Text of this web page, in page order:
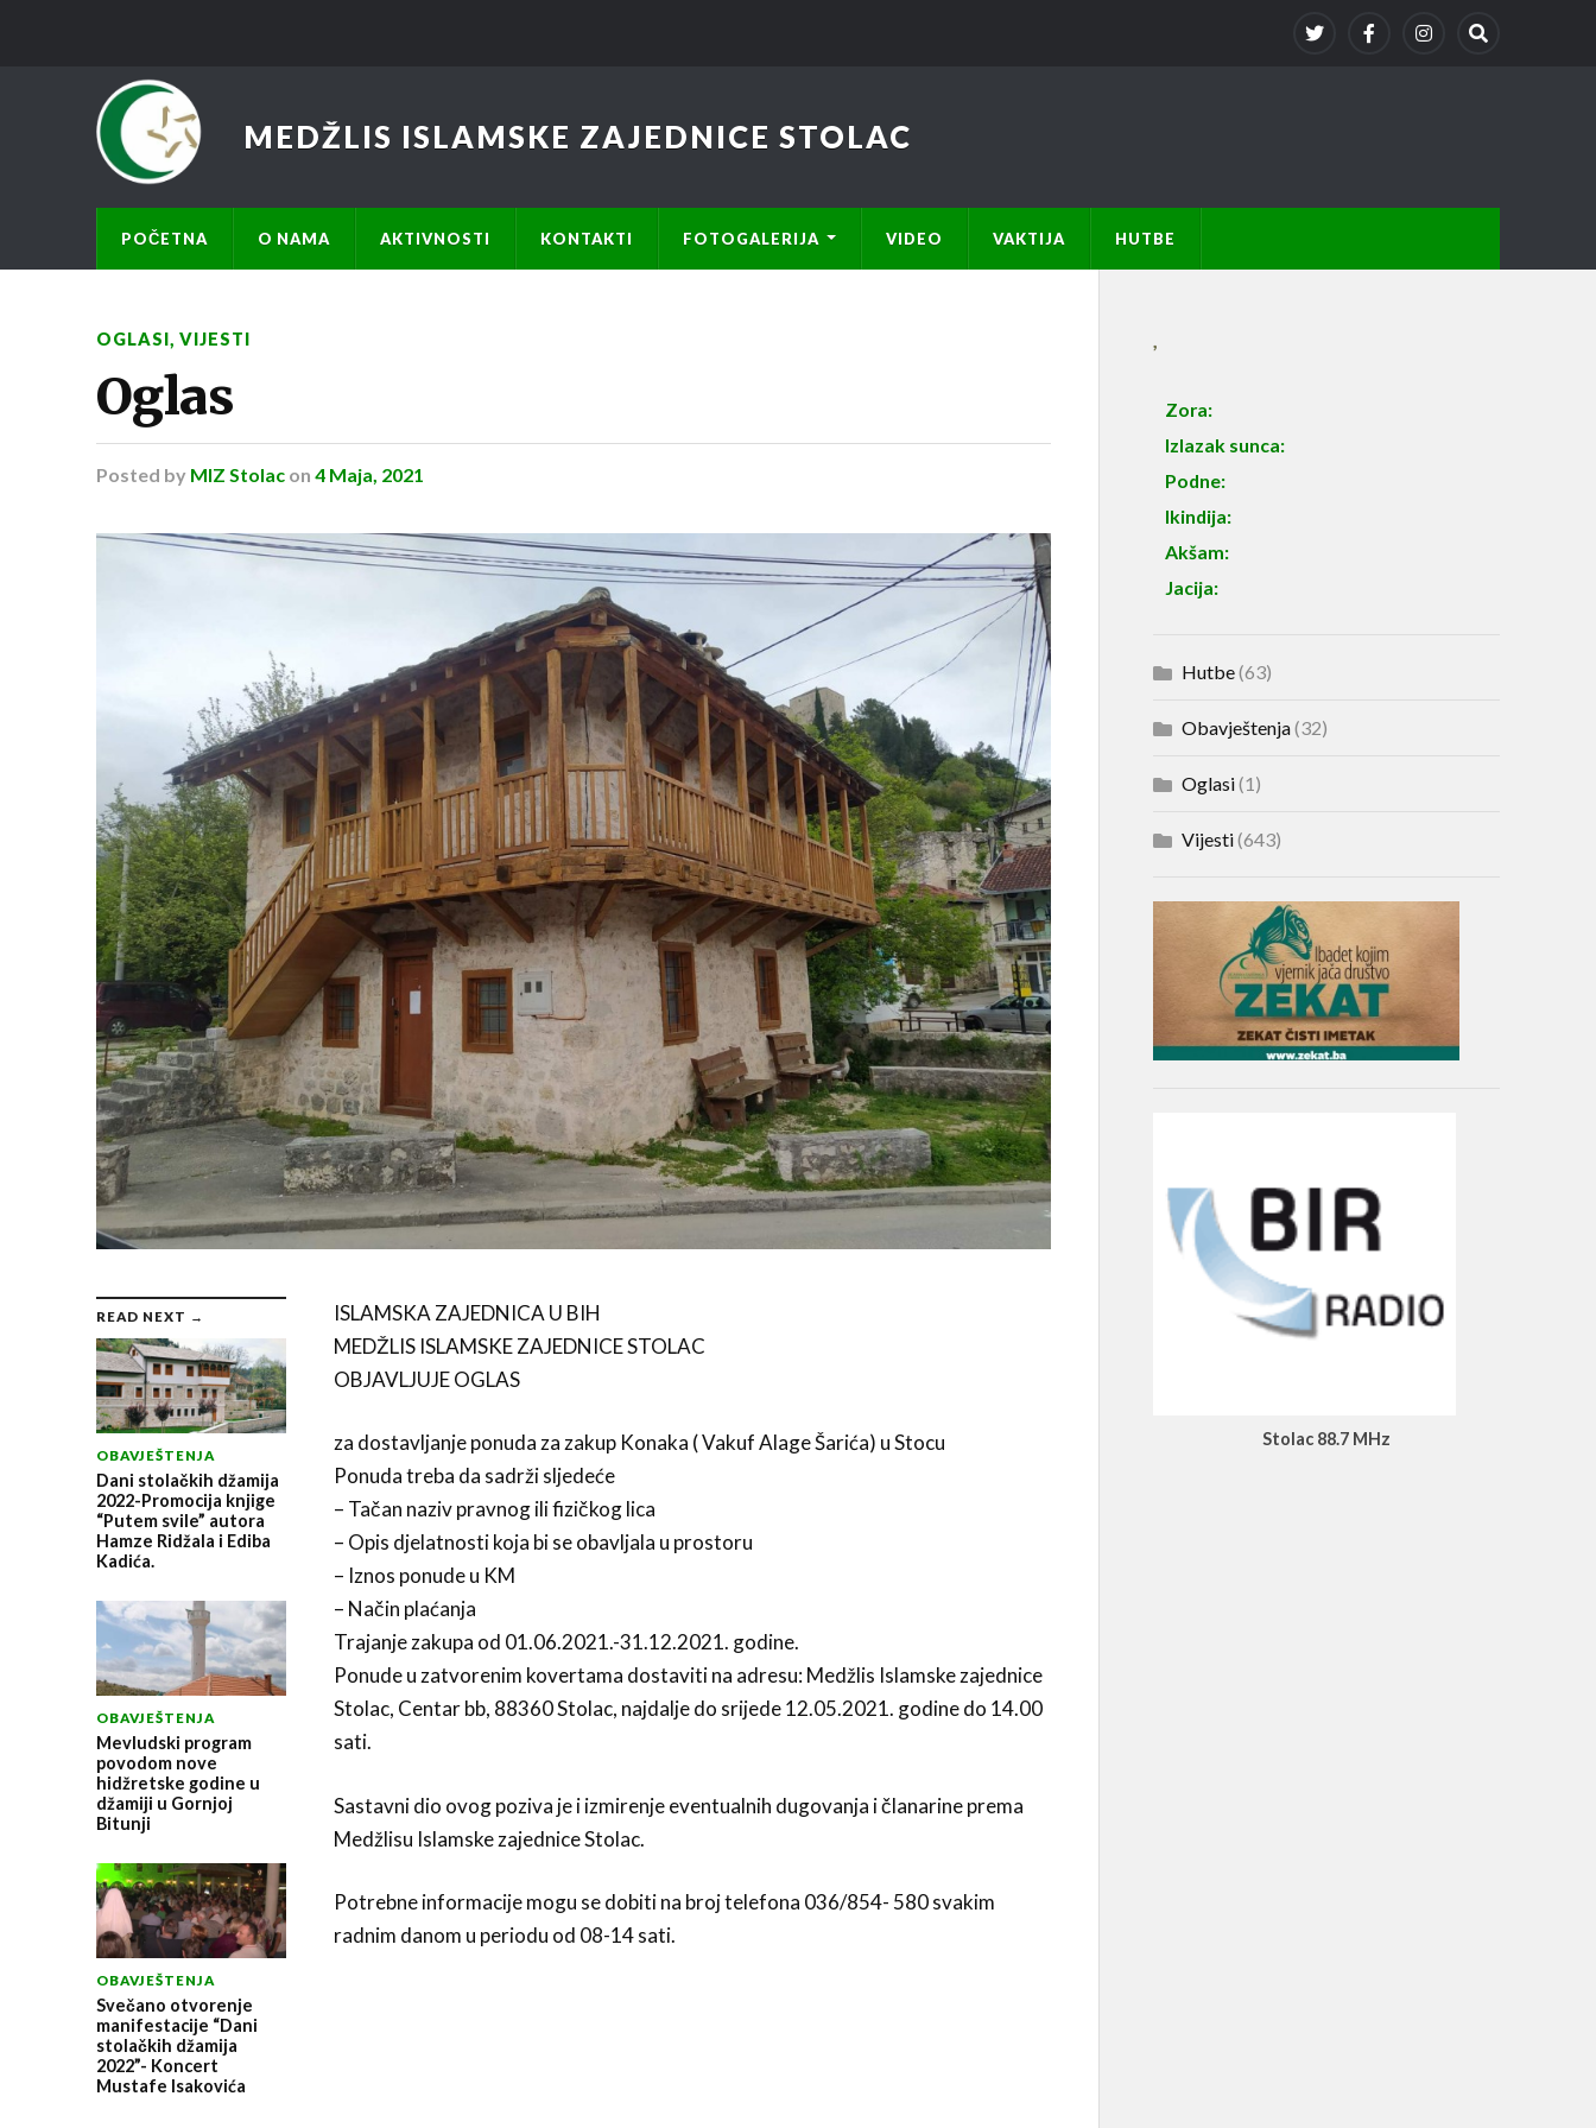
MEDŽLIS ISLAMSKE ZAJEDNICE STOLAC
POČETNA O NAMA AKTIVNOSTI KONTAKTI FOTOGALERIJA VIDEO VAKTIJA HUTBE
OGLASI, VIJESTI
Oglas
Posted by MIZ Stolac on 4 Maja, 2021
READ NEXT →
OBAVJEŠTENJA
Dani stolačkih džamija
2022-Promocija knjige
“Putem svile” autora
Hamze Ridžala i Ediba
Kadića.
OBAVJEŠTENJA
Mevludski program
povodom nove
hidžretske godine u
džamiji u Gornjoj
Bitunji
OBAVJEŠTENJA
Svečano otvorenje
manifestacije “Dani
stolačkih džamija
2022”- Koncert
Mustafe Isakovića
ISLAMSKA ZAJEDNICA U BIH
MEDŽLIS ISLAMSKE ZAJEDNICE STOLAC
OBJAVLJUJE OGLAS
za dostavljanje ponuda za zakup Konaka ( Vakuf Alage Šarića) u Stocu
Ponuda treba da sadrži sljedeće
– Tačan naziv pravnog ili fizičkog lica
– Opis djelatnosti koja bi se obavljala u prostoru
– Iznos ponude u KM
– Način plaćanja
Trajanje zakupa od 01.06.2021.-31.12.2021. godine.
Ponude u zatvorenim kovertama dostaviti na adresu: Medžlis Islamske zajednice
Stolac, Centar bb, 88360 Stolac, najdalje do srijede 12.05.2021. godine do 14.00
sati.
Sastavni dio ovog poziva je i izmirenje eventualnih dugovanja i članarine prema
Medžlisu Islamske zajednice Stolac.
Potrebne informacije mogu se dobiti na broj telefona 036/854- 580 svakim
radnim danom u periodu od 08-14 sati.
,
Zora:
Izlazak sunca:
Podne:
Ikindija:
Akšam:
Jacija:
Hutbe(63)
Obavještenja(32)
Oglasi(1)
Vijesti(643)
Stolac 88.7 MHz